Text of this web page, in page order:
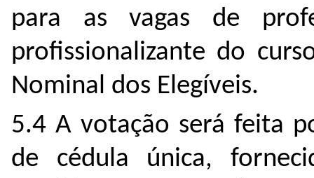
para as vagas de
profissionalizante do
Nominal dos Elegíveis.
5.4 A votação será feita
de cédula única,